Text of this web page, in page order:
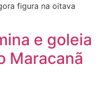
figura na oitava
e goleia
Maracanã